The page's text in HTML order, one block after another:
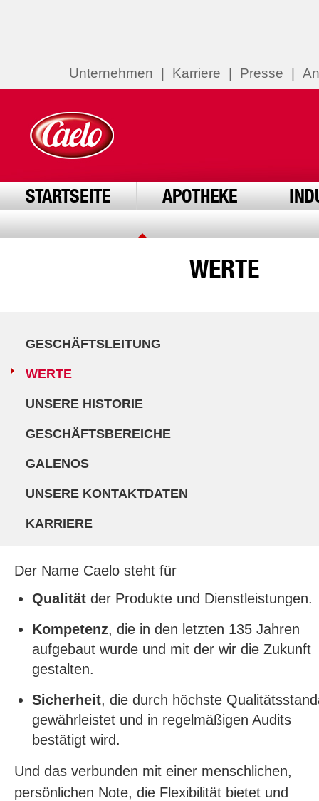
Unternehmen Karriere Presse
STARTSEITE APOTHEKE
WERTE
GESCHÄFTSLEITUNG
WERTE
UNSERE HISTORIE
GESCHÄFTSBEREICHE
GALENOS
UNSERE KONTAKTDATEN
KARRIERE
Der Name Caelo steht für
Qualität der Produkte und Dienstleistungen.
Kompetenz, die in den letzten 135 Jahren
aufgebaut wurde und mit der wir die Zukunft
gestalten.
Sicherheit, die durch höchste
gewährleistet und in regelmäßigen Audits
bestätigt wird.
Und das verbunden mit einer menschlichen,
persönlichen Note, die Flexibilität bietet und